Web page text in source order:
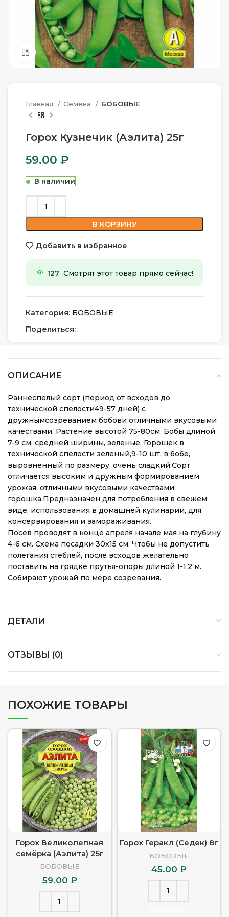
Нажмите, чтобы увеличить
Главная Семена БОБОВЫЕ
Горох Кузнечик (Аэлита) 25г
59.00 ₽
В наличии
В КОРЗИНУ
Добавить в избранное
127 Смотрят этот товар прямо сейчас!
Категория: БОБОВЫЕ
Поделиться:
ОПИСАНИЕ
Раннеспелый сорт (период от всходов до
технической спелости49-57 дней) с
дружнымсозреванием бобови отличными вкусовыми
качествами. Растение высотой 75-80см. Бобы длиной
7-9 см, средней ширины, зеленые. Горошек в
технической спелости зеленый,9-10 шт. в бобе,
выровненный по размеру, очень сладкий.Сорт
отличается высоким и дружным формированием
урожая, отличными вкусовыми качествами
горошка.Предназначен для потребления в свежем
виде, использования в домашней кулинарии, для
консервирования и замораживания.
Посев проводят в конце апреля начале мая на глубину
4-6 см. Схема посадки 30х15 см. Чтобы не допустить
полегания стеблей, после всходов желательно
поставить на грядке прутья-опоры длиной 1-1,2 м.
Собирают урожай по мере созревания.
ДЕТАЛИ
ОТЗЫВЫ (0)
ПОХОЖИЕ ТОВАРЫ
Горох Великолепная
семёрка (Аэлита) 25г
БОБОВЫЕ
59.00 ₽
Горох Геракл (Седек) 8г
БОБОВЫЕ
45.00 ₽